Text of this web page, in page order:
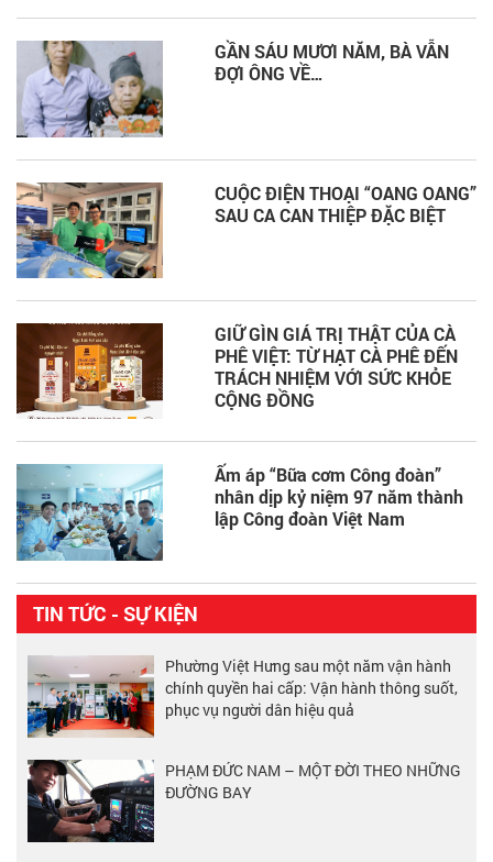
GẦN SÁU MƯƠI NĂM, BÀ VẪN
ĐỢI ÔNG VỀ…
CUỘC ĐIỆN THOẠI “OANG OANG”
SAU CA CAN THIỆP ĐẶC BIỆT
GIỮ GÌN GIÁ TRỊ THẬT CỦA CÀ
PHÊ VIỆT: TỪ HẠT CÀ PHÊ ĐẾN
TRÁCH NHIỆM VỚI SỨC KHỎE
CỘNG ĐỒNG
Ấm áp “Bữa cơm Công đoàn”
nhân dịp kỷ niệm 97 năm thành
lập Công đoàn Việt Nam
TIN TỨC - SỰ KIỆN
Phường Việt Hưng sau một năm vận hành
chính quyền hai cấp: Vận hành thông suốt,
phục vụ người dân hiệu quả
PHẠM ĐỨC NAM – MỘT ĐỜI THEO NHỮNG
ĐƯỜNG BAY